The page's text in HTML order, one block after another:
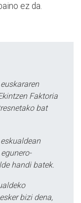
ez da.
Faktoria
bat
handi batek.
bizi dena,